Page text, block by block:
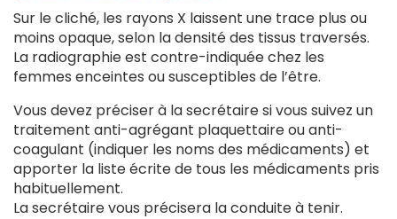
Sur le cliché, les rayons X laissent une trace plus ou
moins opaque, selon la densité des tissus traversés.
La radiographie est contre-indiquée chez les
femmes enceintes ou susceptibles de l’être.
Vous devez préciser à la secrétaire si vous suivez un
traitement anti-agrégant plaquettaire ou anti-
coagulant (indiquer les noms des médicaments) et
apporter la liste écrite de tous les médicaments pris
habituellement.
La secrétaire vous précisera la conduite à tenir.